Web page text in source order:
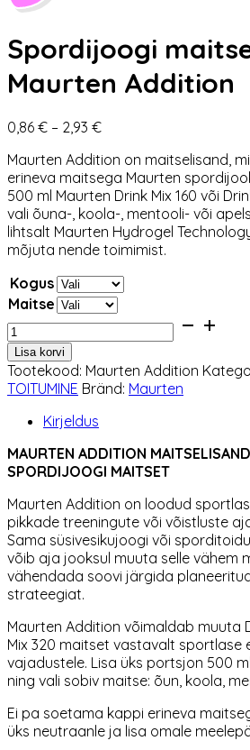
Spordijoogi
Maurten Addition
0,86 € – 2,93 €Hinnavahemik:
kuni
2,93 €
Maurten Addition on maitselisand,
erineva maitsega Maurten
500 ml Maurten Drink Mix 160 või
vali õuna-, koola-, mentooli- või
lihtsalt Maurten Hydrogel
mõjuta nende toimimist.
Kogus
Maitse
Spordijoogi
maitselisand
Maurten
Addition
kogus
Lisa korvi
Tootekood: Maurten Addition
TOITUMINE Bränd: Maurten
Kirjeldus
MAURTEN ADDITION
SPORDIJOOGI MAITSET
Maurten Addition on loodud
pikkade treeningute või võistluste
Sama süsivesikujoogi või
võib aja jooksul muuta selle vähem
vähendada soovi järgida
strateegiat.
Maurten Addition võimaldab muuta
Mix 320 maitset vastavalt sportlase
vajadustele. Lisa üks portsjon 500
ning vali sobiv maitse: õun, koola,
Ei pa soetama kappi erineva
üks neutraanle ja lisa omale